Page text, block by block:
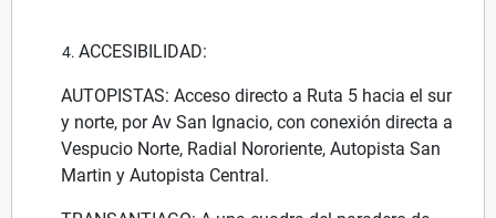
ACCESIBILIDAD:
AUTOPISTAS: Acceso directo a Ruta 5 hacia el sur
y norte, por Av San Ignacio, con conexión directa a
Vespucio Norte, Radial Nororiente, Autopista San
Martin y Autopista Central.